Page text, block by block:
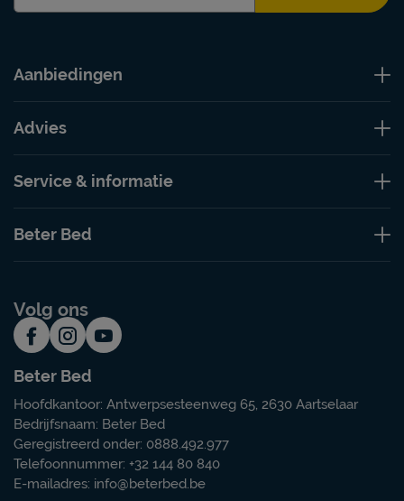
Aanbiedingen
Advies
Service & informatie
Beter Bed
Volg ons
Beter Bed
Hoofdkantoor: Antwerpsesteenweg 65, 2630 Aartselaar
Bedrijfsnaam: Beter Bed
Geregistreerd onder: 0888.492.977
Telefoonnummer: +32 144 80 840
E-mailadres: info@beterbed.be